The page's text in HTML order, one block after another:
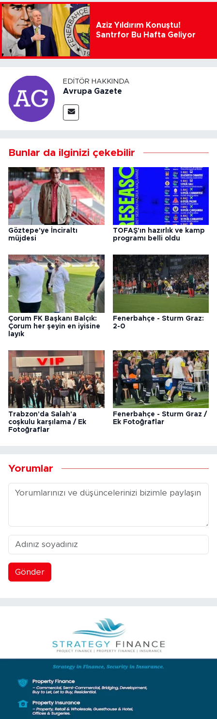
Aziz Yıldırım Konuştu!
Santrfor Bu Hafta Geliyor
EDITÖR HAKKINDA
Avrupa Gazete
Bunlar da ilginizi çekebilir
Göztepe'ye İnciraltı
müjdesi
TOFAŞ'ın hazırlık ve kamp
programı belli oldu
Çorum FK Başkanı Balçık:
Çorum her şeyin en iyisine
layık
Fenerbahçe - Sturm Graz:
2-0
Trabzon'da Salah'a
coşkulu karşılama / Ek
Fotoğraflar
Fenerbahçe - Sturm Graz /
Ek Fotoğraflar
Yorumlar
Gönder